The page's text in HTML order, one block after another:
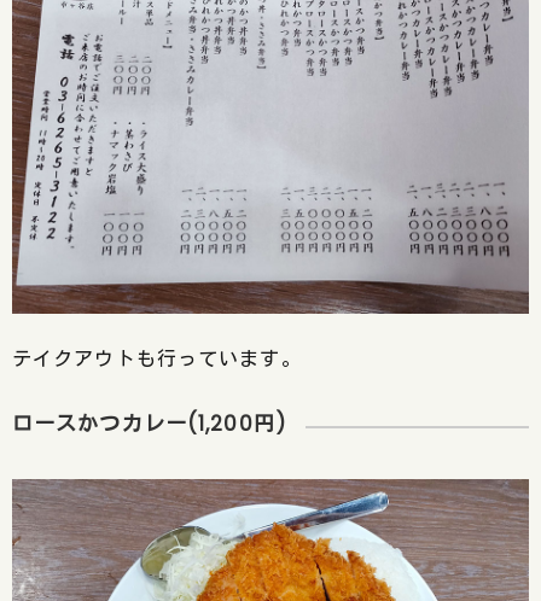
テイクアウトも行っています。
ロースかつカレー(1,200円)